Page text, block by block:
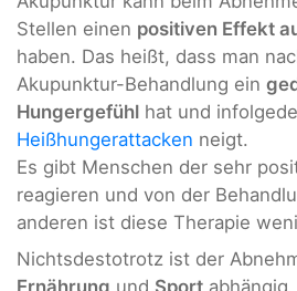
Stellen einen positiven Effekt
haben. Das heißt, dass man
Akupunktur-Behandlung ein
Hungergefühl hat und
Heißhungerattacken neigt.
Es gibt Menschen der sehr
reagieren und von der
anderen ist diese Therapie
Nichtsdestotrotz ist der